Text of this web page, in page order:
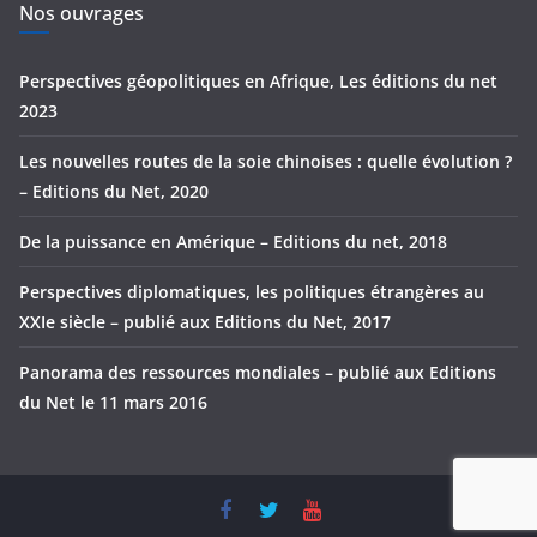
e
s
Nos ouvrages
Perspectives géopolitiques en Afrique, Les éditions du net
2023
Les nouvelles routes de la soie chinoises : quelle évolution ?
– Editions du Net, 2020
De la puissance en Amérique – Editions du net, 2018
Perspectives diplomatiques, les politiques étrangères au
XXIe siècle – publié aux Editions du Net, 2017
Panorama des ressources mondiales – publié aux Editions
du Net le 11 mars 2016